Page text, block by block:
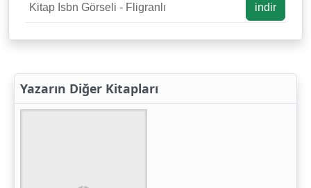
Kitap Isbn Görseli - Fligranlı indir
Yazarın Diğer Kitapları